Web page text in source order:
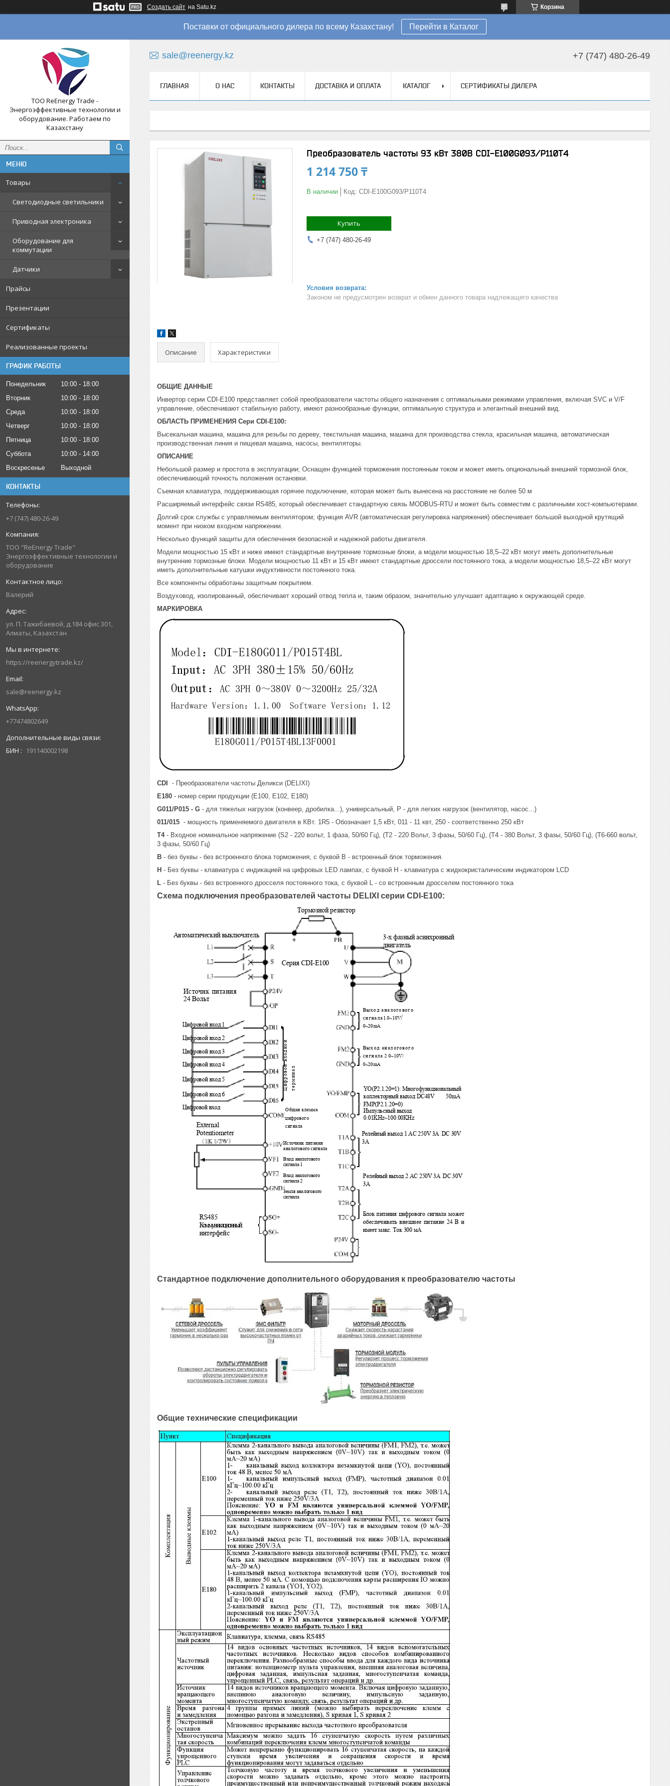
Создать сайт на Satu.kz Корзина
Поставки от официального дилера по всему Казахстану! Перейти в Каталог
ТОО ReEnergy Trade -
Энергоэффективные технологии и
оборудование. Работаем по
Казахстану
Товары
Светодиодные светильники
Приводная электроника
Оборудование для
коммутации
Датчики
Прайсы
Презентации
Сертификаты
Реализованные проекты
ГРАФИК РАБОТЫ
Понедельник 10:00
18:00
Вторник
10:00
18:00
Среда
10:00
18:00
Четверг
10:00
18:00
Пятница
10:00
18:00
Суббота
10:00
14:00
Воскресенье
Выходной
КОНТАКТЫ
+7 (747) 480-26-49
ТОО "ReEnergy Trade"
Энергоэффективные технологии и
оборудование
Валерий
ул. П. Тажибаевой, д.184 офис 301,
Алматы, Казахстан
https://reenergytrade.kz/
sale@reenergy.kz
+77474802649
БИН 191140002198
sale@reenergy.kz +7 (747) 480-26-49
ГЛАВНАЯ О НАС КОНТАКТЫ ДОСТАВКА И ОПЛАТА КАТАЛОГ СЕРТИФИКАТЫ ДИЛЕРА
Преобразователь частоты 93 кВт 380В CDI-E100G093/P110T4
1 214 750 ₸
В наличии Код: CDI-E100G093/P110T4
Купить
+7 (747) 480-26-49
Законом не предусмотрен возврат и обмен данного товара надлежащего качества
Описание Характеристики
ОБЩИЕ ДАННЫЕ
Инвертор серии CDI-E100 представляет собой преобразователи частоты общего назначения с оптимальными режимами управления, включая SVC и V/F
управление, обеспечивают стабильную работу, имеют разнообразные функции, оптимальную структура и элегантный внешний вид.
ОБЛАСТЬ ПРИМЕНЕНИЯ Сери CDI-E100:
Высекальная машина, машина для резьбы по дереву, текстильная машина, машина для производства стекла, красильная машина, автоматическая
производственная линия и пищевая машина, насосы, вентиляторы.
ОПИСАНИЕ
Небольшой размер и простота в эксплуатации; Оснащен функцией торможения постоянным током и может иметь опциональный внешний тормозной блок,
обеспечивающий точность положения остановки.
Съемная клавиатура, поддерживающая горячее подключение, которая может быть вынесена на расстояние не более 50 м
Расширяемый интерфейс связи RS485, который обеспечивает стандартную связь MODBUS-RTU и может быть совместим с различными хост-компьютерами.
Долгий срок службы с управляемым вентилятором; функция AVR (автоматическая регулировка напряжения) обеспечивает большой выходной крутящий
момент при низком входном напряжении.
Несколько функций защиты для обеспечения безопасной и надежной работы двигателя.
Модели мощностью 15 кВт и ниже имеют стандартные внутренние тормозные блоки, а модели мощностью 18,5–22 кВт могут иметь дополнительные
внутренние тормозные блоки. Модели мощностью 11 кВт и 15 кВт имеют стандартные дроссели постоянного тока, а модели мощностью 18,5–22 кВт могут
иметь дополнительные катушки индуктивности постоянного тока.
Все компоненты обработаны защитным покрытием.
Воздуховод, изолированный, обеспечивает хороший отвод тепла и, таким образом, значительно улучшает адаптацию к окружающей среде.
МАРКИРОВКА
CDI
- Преобразователи частоты Деликси (DELIXI)
E180 - номер серии продукции (Е100, Е102, Е180)
G011/P015 - G - для тяжелых нагрузок (конвеер, дробилка...), универсальный, Р - для легких нагрузок (вентилятор, насос...)
011/015 - мощность применяемого двигателя в КВт. 1R5 - Обозначает 1,5 кВт, 011 - 11 квт, 250 - соответственно 250 кВт
Т4- Входное номинальное напряжение (S2 - 220 вольт, 1 фаза, 50/60 Гц), (Т2 - 220 Вольт, 3 фазы, 50/60 Гц), (Т4 - 380 Вольт, 3 фазы, 50/60 Гц), (Т6-660 вольт,
3 фазы, 50/60 Гц)
В - без буквы - без встроенного блока торможения, с буквой В - встроенный блок торможения.
Н - Без буквы - клавиатура с индикацией на цифровых LED лампах, с буквой Н - клавиатура с жидкокристалическим индикатором LCD
L - Без буквы - без встроенного дросселя постоянного тока, с буквой L - со встроенным дросселем постоянного тока
Схема подключения преобразователей частоты DELIXI серии CDI-E100:
Стандартное подключение дополнительного оборудования к преобразователю частоты
Общие технические спецификации